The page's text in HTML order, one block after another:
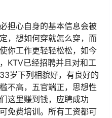
担心自身的基本信息会被
，想如何穿就怎么穿，而
你工作更轻轻松松，如今
KTV已经招聘并且对和工
岁下列相貌好，有良好的
不高，五官端正，思想性
这里赚到钱，应聘成功
免费培训。所有工资都可